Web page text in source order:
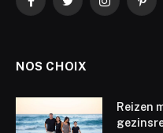
FacebookTwitterInstagram
NOS CHOIX
Reizen